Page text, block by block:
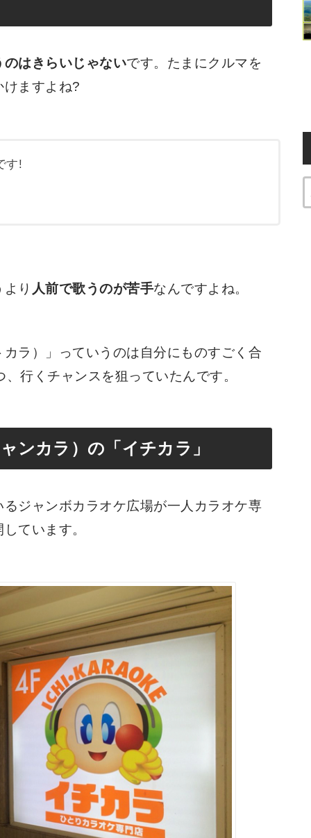
のはきらいじゃないです。たまにクルマを
けますよね?
す!
り 人前で歌うのが苦手なんですよね。
ラ）」っていうのは自分にものすごく合
行くチャンスを狙っていたんです。
ンカラ）の「イチカラ」
ジャンボカラオケ広場が一人カラオケ専
ています。